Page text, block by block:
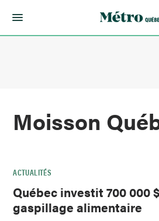
Moisson
ACTUALITÉS
Québec investit 700 000
gaspillage alimentaire